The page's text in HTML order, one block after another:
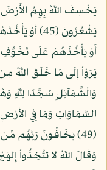
يَخْسِفَ اللّهُ بِهِمُ الأَرْضَ
يَرَوْاْ إِلَى مَا خَلَقَ اللّهُ
السَّمَاوَاتِ وَمَا فِي
وَقَالَ اللّهُ لاَ تَتَّخِذُواْ